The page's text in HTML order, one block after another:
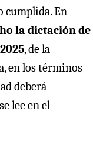
cumplida. En
la dictación de
, de la
en los términos
deberá
lee en el